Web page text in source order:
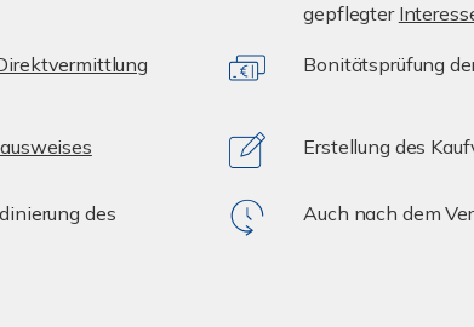
gepflegter
Bonitätsprüfung
Erstellung des
des
Auch nach dem